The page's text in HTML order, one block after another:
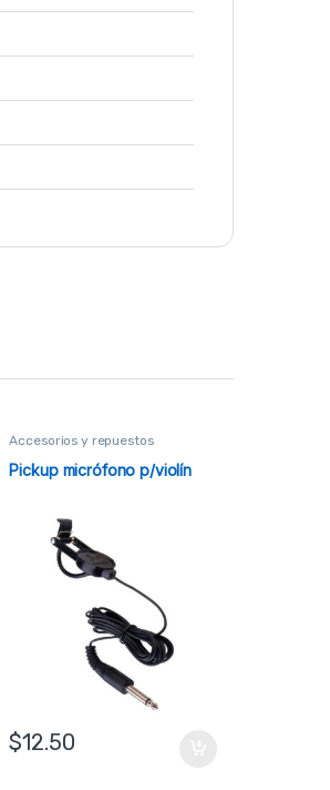
Accesorios y repuestos
Pickup micrófono p/violín
$12.50